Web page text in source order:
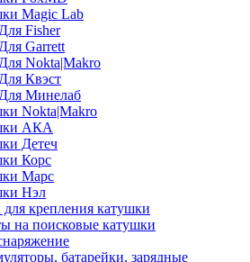
Magic Lab
Для Fisher
Для Garrett
Для Nokta|Makro
Для Квэст
Для Минелаб
Nokta|Makro
АКА
Детеч
Корс
Марс
Нэл
крепления катушки
на поисковые катушки
батарейки, зарядные